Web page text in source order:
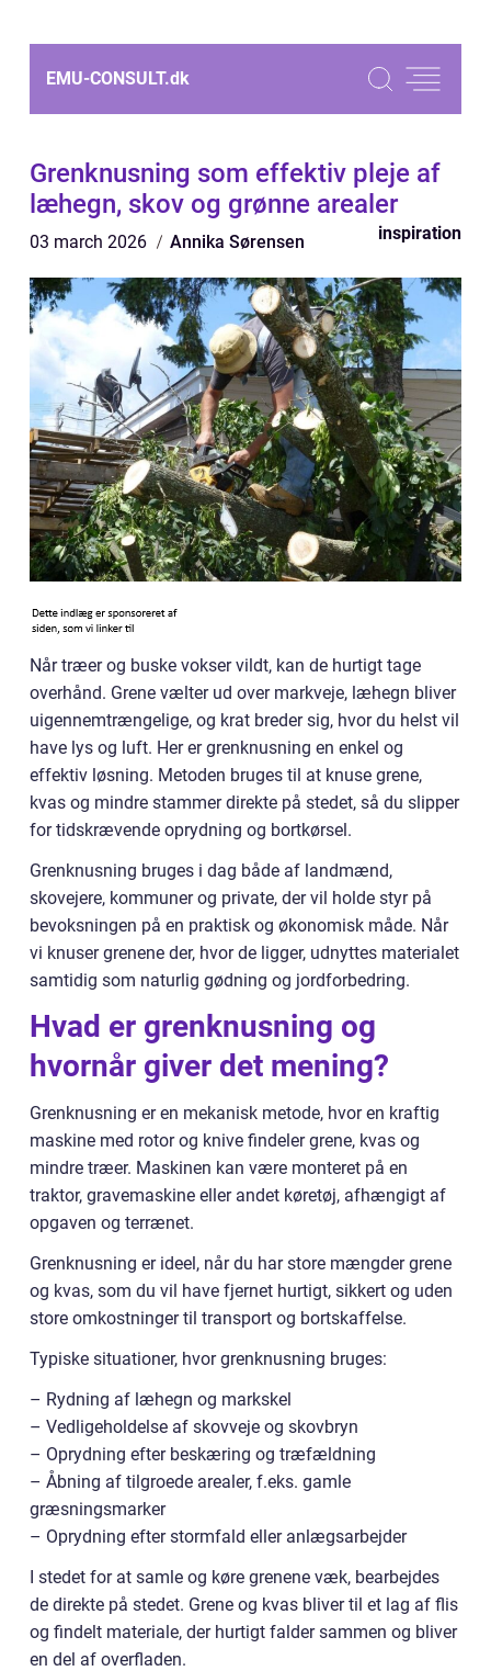
EMU-CONSULT.dk
Grenknusning som effektiv pleje af
læhegn, skov og grønne arealer
03 march 2026 Annika Sørensen inspiration
Når træer og buske vokser vildt, kan de hurtigt tage
overhånd. Grene vælter ud over markveje, læhegn bliver
uigennemtrængelige, og krat breder sig, hvor du helst vil
have lys og luft. Her er grenknusning en enkel og
effektiv løsning. Metoden bruges til at knuse grene,
kvas og mindre stammer direkte på stedet, så du slipper
for tidskrævende oprydning og bortkørsel.
Grenknusning bruges i dag både af landmænd,
skovejere, kommuner og private, der vil holde styr på
bevoksningen på en praktisk og økonomisk måde. Når
vi knuser grenene der, hvor de ligger, udnyttes materialet
samtidig som naturlig gødning og jordforbedring.
Hvad er grenknusning og
hvornår giver det mening?
Grenknusning er en mekanisk metode, hvor en kraftig
maskine med rotor og knive findeler grene, kvas og
mindre træer. Maskinen kan være monteret på en
traktor, gravemaskine eller andet køretøj, afhængigt af
opgaven og terrænet.
Grenknusning er ideel, når du har store mængder grene
og kvas, som du vil have fjernet hurtigt, sikkert og uden
store omkostninger til transport og bortskaffelse.
Typiske situationer, hvor grenknusning bruges:
– Rydning af læhegn og markskel
– Vedligeholdelse af skovveje og skovbryn
– Oprydning efter beskæring og træfældning
– Åbning af tilgroede arealer, f.eks. gamle
græsningsmarker
– Oprydning efter stormfald eller anlægsarbejder
I stedet for at samle og køre grenene væk, bearbejdes
de direkte på stedet. Grene og kvas bliver til et lag af flis
og findelt materiale, der hurtigt falder sammen og bliver
en del af overfladen.